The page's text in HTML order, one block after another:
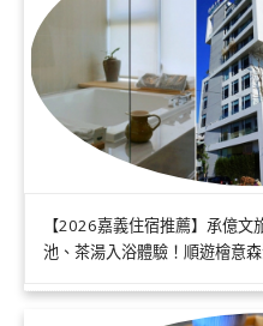
【2026嘉義住宿推薦】承億
池、茶湯入浴體驗！順遊檜意